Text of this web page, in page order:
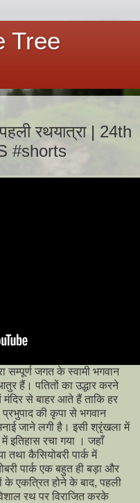
Tree
पहली रथयात्रा | 24th
#shorts
सम्पूर्ण जगत के स्वामी भगवान
हैं। पतितों का उद्धार करने
से बाहर आते हैं ताकि हर
की कृपा से भगवान
जाने लगी है। इसी श्रृंखला में
इतिहास रचा गया । जहाँ
तथा कैसियोबरी पार्क में
पार्क एक बहुत ही बड़ा और
के एकत्रित होने के बाद, पहली
रथ पर विराजित करके